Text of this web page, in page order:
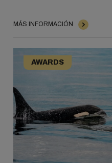
MÁS INFORMACIÓN
AWARDS